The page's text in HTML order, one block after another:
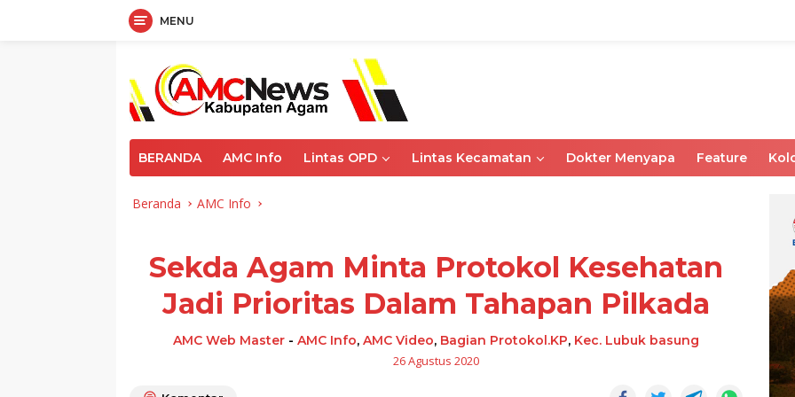
MENU
BERANDA AMC Info Lintas OPD Lintas Kecamatan Dokter Menyapa Feature
Beranda AMC Info
Sekda Agam Minta Protokol Kesehatan
Jadi Prioritas Dalam Tahapan Pilkada
AMC Web Master -AMC Info,AMC Video, Bagian Protokol.KP, Kec. Lubuk basung
26 Agustus 2020